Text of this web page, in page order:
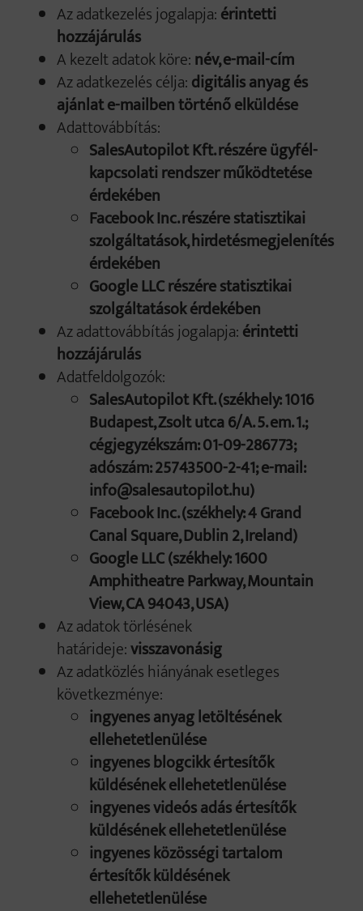
Az adatkezelés jogalapja:érintetti
hozzájárulás
A kezelt adatok köre:név, e-mail-cím
Az adatkezelés célja:digitális anyag és
ajánlat e-mailben történő elküldése
Adattovábbítás:
SalesAutopilot Kft. részére ügyfél-
kapcsolati rendszer működtetése
érdekében
Facebook Inc. részére statisztikai
szolgáltatások, hirdetésmegjelenítés
érdekében
Google LLC részére statisztikai
szolgáltatások érdekében
Az adattovábbítás jogalapja:érintetti
hozzájárulás
Adatfeldolgozók:
SalesAutopilot Kft. (székhely: 1016
Budapest, Zsolt utca 6/A. 5. em. 1.;
cégjegyzékszám: 01-09-286773;
adószám: 25743500-2-41; e-mail:
info@salesautopilot.hu)
Facebook Inc. (székhely: 4 Grand
Canal Square, Dublin 2, Ireland)
Google LLC (székhely: 1600
Amphitheatre Parkway, Mountain
View, CA 94043, USA)
Az adatok törlésének
határideje:visszavonásig
Az adatközlés hiányának esetleges
következménye:
ingyenes anyag letöltésének
ellehetetlenülése
ingyenes blogcikk értesítők
küldésének ellehetetlenülése
ingyenes videós adás értesítők
küldésének ellehetetlenülése
ingyenes közösségi tartalom
értesítők küldésének
ellehetetlenülése